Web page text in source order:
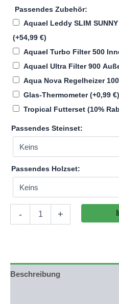
Passendes Zubehör:
Aquael Leddy SLIM
(+54,99 €)
Aquael Turbo Filter 500
Aquael Ultra Filter 900
Aqua Nova Regelheizer
Glas-Thermometer (+0,99 €)
Tropical Futterset (10%
Passendes Steinset:
Passendes Holzset:
-
Kombination
86l
+
Beschreibung